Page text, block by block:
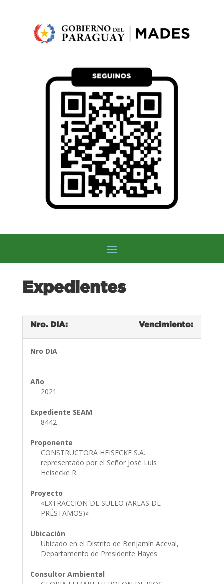
Expedientes
Nro. DIA: Vencimiento:
Nro DIA
Año
2021
Expediente SEAM
8442
Proponente
CONSTRUCTORA HEISECKE S.A.
representado por el Señor José Luís
Heisecke R.
Proyecto
«EXTRACCION DE SUELO (AREAS DE
PRÉSTAMOS)»
Ubicación
Ubicado en el Distrito de Benjamín Aceval,
Departamento de Presidente Hayes.
Consultor Ambiental